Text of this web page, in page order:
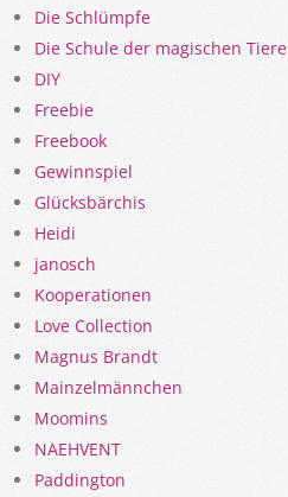
Die Schlümpfe
Die Schule der magischen Tiere
DIY
Freebie
Freebook
Gewinnspiel
Glücksbärchis
Heidi
janosch
Kooperationen
Love Collection
Magnus Brandt
Mainzelmännchen
Moomins
NAEHVENT
Paddington